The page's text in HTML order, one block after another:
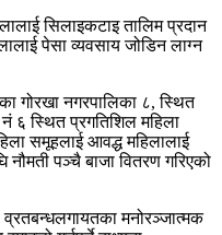
सिलाइकटाइ तालिम प्रदान
पेसा व्यवसाय जोडिन लाग्न
गोरखा नगरपालिका ८, स्थित
६ स्थित प्रगतिशिल महिला
समूहलाई आवद्ध महिलालाई
पञ्चै बाजा वितरण गरिएको
मनोरञ्जात्मक